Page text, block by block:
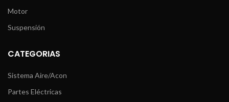
Motor
Suspensión
CATEGORIAS
Sistema Aire/Acon
Partes Eléctricas